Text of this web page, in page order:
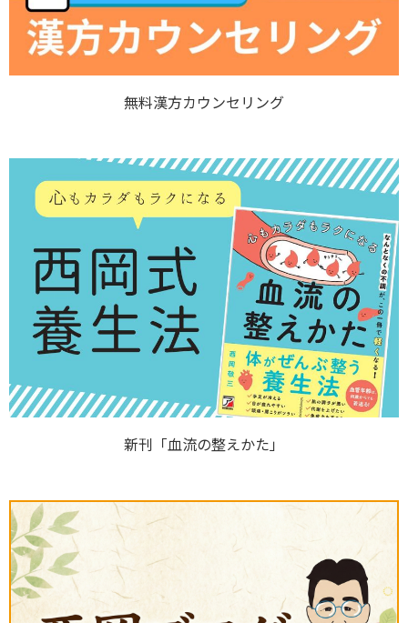
無料漢方カウンセリング
新刊「血流の整えかた」